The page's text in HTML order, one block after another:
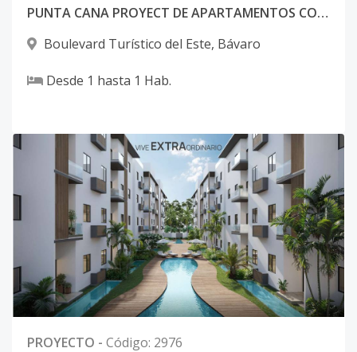
PUNTA CANA PROYECT DE APARTAMENTOS CONCEPTO SOLO ADULTOS APARTAMENTOS DESDE USD125,900 SINGLE1 FASE 2
Boulevard Turístico del Este, Bávaro
Desde 1 hasta 1 Hab.
PROYECTO - Código: 2976